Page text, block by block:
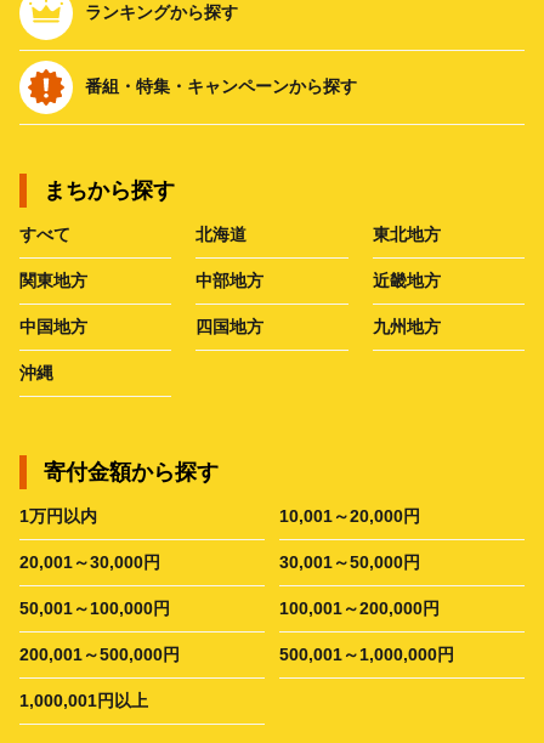
ランキングから探す
番組・特集・キャンペーンから探す
まちから探す
すべて 北海道 東北地方
関東地方 中部地方 近畿地方
中国地方 四国地方 九州地方
沖縄
寄付金額から探す
1万円以内 10,001～20,000円
20,001～30,000円 30,001～50,000円
50,001～100,000円 100,001～200,000円
200,001～500,000円 500,001～1,000,000円
1,000,001円以上